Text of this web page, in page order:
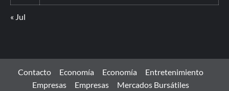
« Jul
Contacto Economía Economía
Entretenimiento
Empresas
Empresas
Mercados Bursátiles